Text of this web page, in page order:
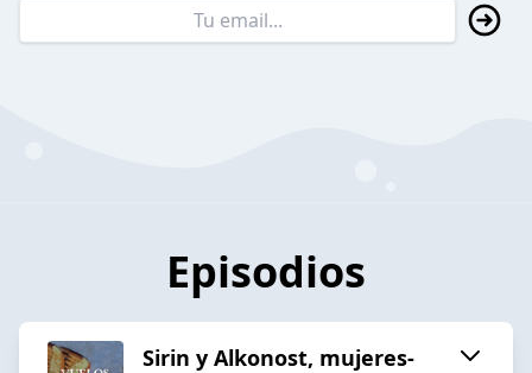
Episodios
Sirin y Alkonost, mujeres-